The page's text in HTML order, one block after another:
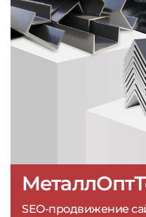
SEO-продвижение